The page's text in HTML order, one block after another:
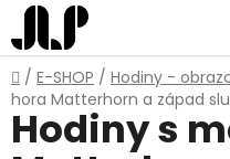
Přejít
na
obsah
Domů
/ E-SHOP / Hodiny -
hora Matterhorn a západ
Hodiny s